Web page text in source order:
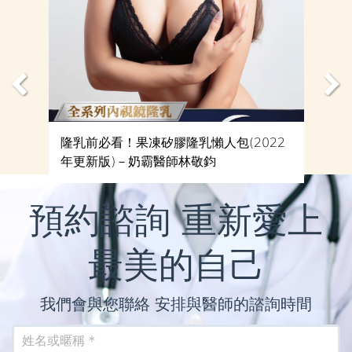
隆乳前必看！果凍矽膠隆乳懶人包(2022
年更新版)－奶霸醫師林敬鈞
預約諮詢 重新愛上
最美的自己
我們會與您聯絡 安排與醫師的諮詢時間